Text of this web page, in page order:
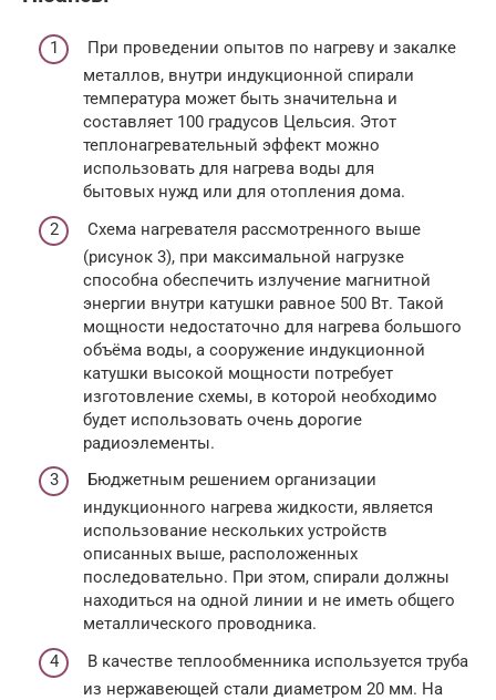
При проведении опытов по нагреву и закалке
металлов, внутри индукционной спирали
температура может быть значительна и
составляет 100 градусов Цельсия. Этот
теплонагревательный эффект можно
использовать для нагрева воды для
бытовых нужд или для отопления дома.
Схема нагревателя рассмотренного выше
(рисунок 3), при максимальной нагрузке
способна обеспечить излучение магнитной
энергии внутри катушки равное 500 Вт. Такой
мощности недостаточно для нагрева большого
объёма воды, а сооружение индукционной
катушки высокой мощности потребует
изготовление схемы, в которой необходимо
будет использовать очень дорогие
радиоэлементы.
Бюджетным решением организации
индукционного нагрева жидкости, является
использование нескольких устройств
описанных выше, расположенных
последовательно. При этом, спирали должны
находиться на одной линии и не иметь общего
металлического проводника.
В качестве теплообменника используется труба
из нержавеющей стали диаметром 20 мм. На